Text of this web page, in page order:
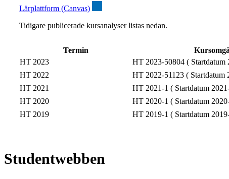
Lärplattform (Canvas)
Tidigare publicerade kursanalyser listas nedan.
Termin
HT 2023
HT 2023-50804 ( Startdatum
HT 2022
HT 2022-51123 ( Startdatum
HT 2021
HT 2021-1 ( Startdatum
HT 2020
HT 2020-1 ( Startdatum
HT 2019
HT 2019-1 ( Startdatum
Studentwebben